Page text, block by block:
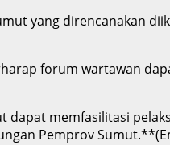
yang direncanakan
forum wartawan
memfasilitasi
Pemprov